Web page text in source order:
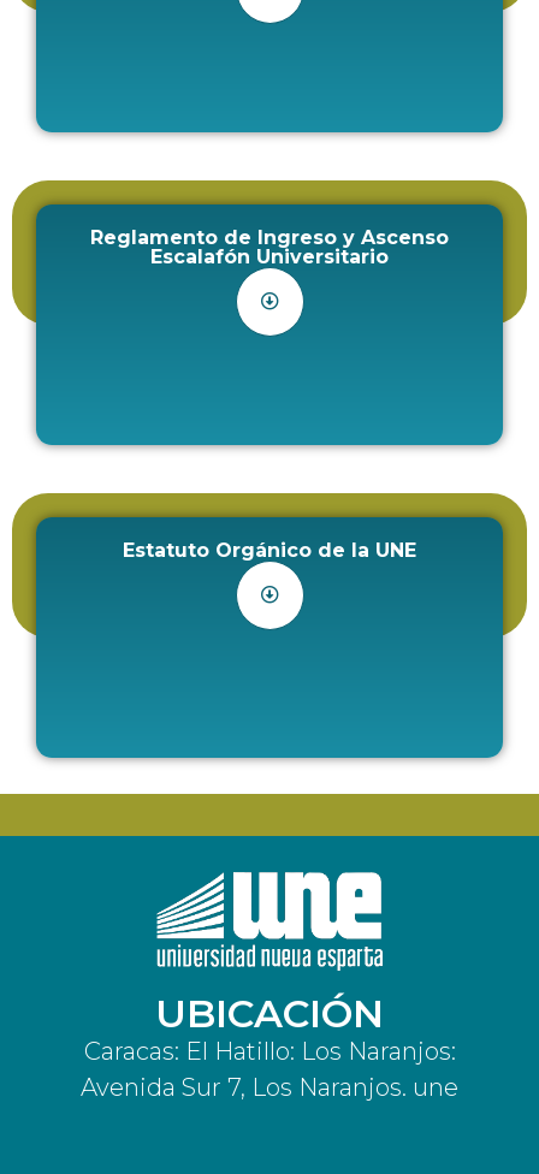
Reglamento de Ingreso y Ascenso
Escalafón Universitario
Estatuto Orgánico de la UNE
UBICACIÓN
Caracas: El Hatillo: Los Naranjos:
Avenida Sur 7, Los Naranjos. une